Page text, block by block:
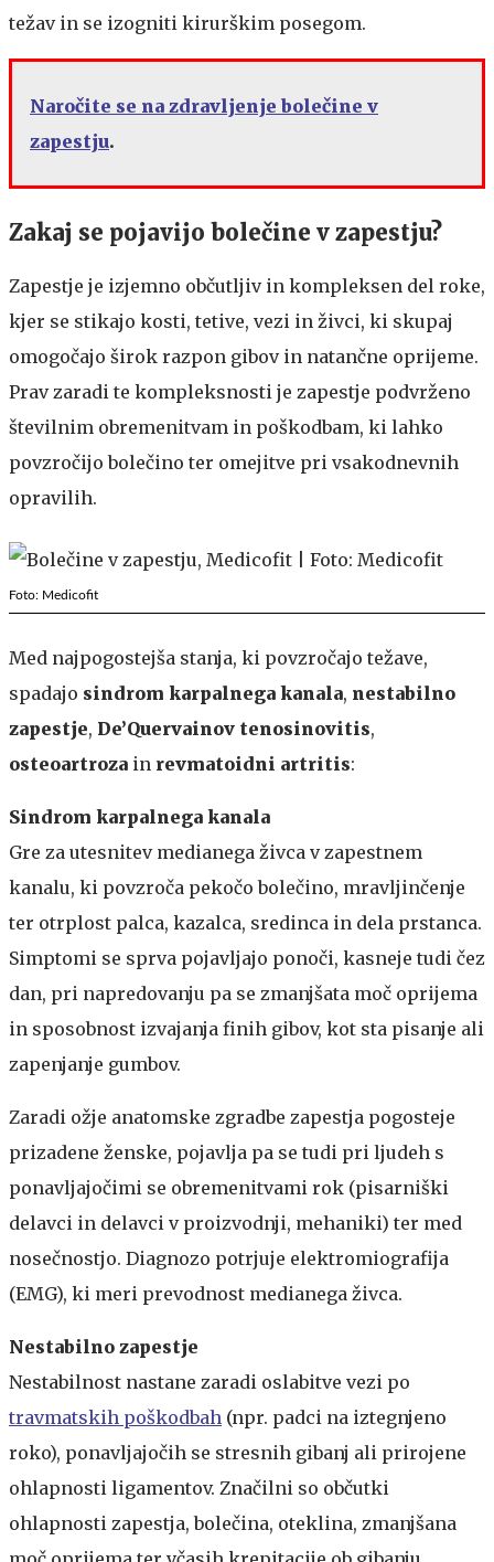
težav in se izogniti kirurškim posegom.
Naročite se na zdravljenje bolečine v
zapestju.
​​Zakaj se pojavijo bolečine v zapestju?​
​​Zapestje je izjemno občutljiv in kompleksen del roke,
kjer se stikajo kosti, tetive, vezi in živci, ki skupaj
omogočajo širok razpon gibov in natančne oprijeme.
Prav zaradi te kompleksnosti je zapestje podvrženo
številnim obremenitvam in poškodbam, ki lahko
povzročijo bolečino ter omejitve pri vsakodnevnih
opravilih.​​​
Foto: Medicofit
Med najpogostejša stanja, ki povzročajo težave,
spadajo sindrom karpalnega kanala, nestabilno
zapestje, De’Quervainov tenosinovitis,
osteoartroza in revmatoidni artritis:
Sindrom karpalnega kanala
Gre za utesnitev medianega živca v zapestnem
kanalu, ki povzroča pekočo bolečino, mravljinčenje
ter otrplost palca, kazalca, sredinca in dela prstanca.
Simptomi se sprva pojavljajo ponoči, kasneje tudi čez
dan, pri napredovanju pa se zmanjšata moč oprijema
in sposobnost izvajanja finih gibov, kot sta pisanje ali
zapenjanje gumbov.
​Zaradi ožje anatomske zgradbe zapestja pogosteje
prizadene ženske, pojavlja pa se tudi pri ljudeh s
ponavljajočimi se obremenitvami rok (pisarniški
delavci in delavci v proizvodnji, mehaniki) ter med
nosečnostjo. Diagnozo potrjuje elektromiografija
(EMG), ki meri prevodnost medianega živca.​​​
Nestabilno zapestje
Nestabilnost nastane zaradi oslabitve vezi po
travmatskih poškodbah (npr. padci na iztegnjeno
roko), ponavljajočih se stresnih gibanj ali prirojene
ohlapnosti ligamentov. Značilni so občutki
ohlapnosti zapestja, bolečina, oteklina, zmanjšana